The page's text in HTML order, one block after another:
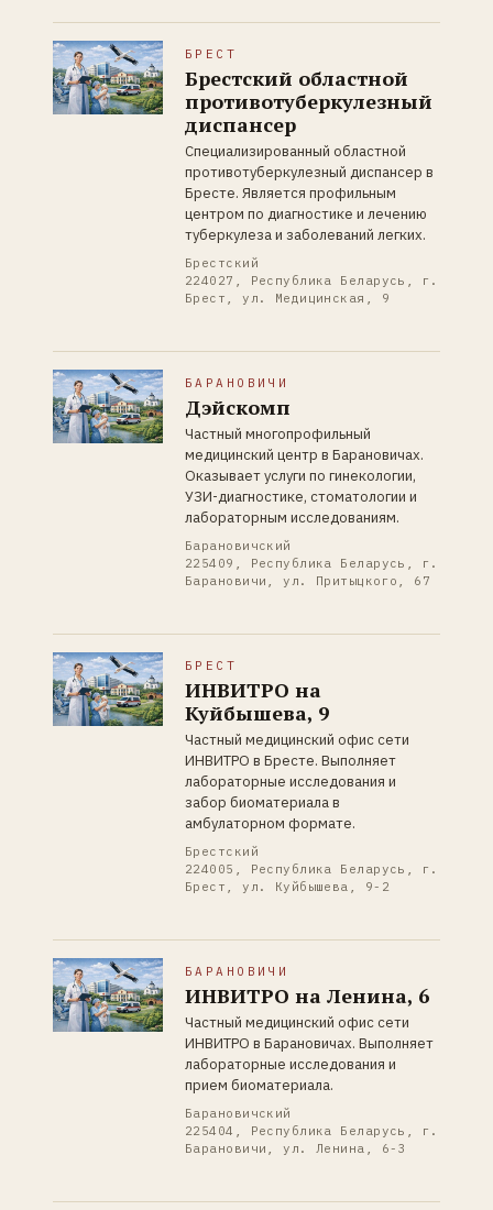
БРЕСТ
Брестский областной
противотуберкулезный
диспансер
Специализированный областной
противотуберкулезный диспансер в
Бресте. Является профильным
центром по диагностике и лечению
туберкулеза и заболеваний легких.
Брестский
224027, Республика Беларусь, г.
Брест, ул. Медицинская, 9
БАРАНОВИЧИ
Дэйскомп
Частный многопрофильный
медицинский центр в Барановичах.
Оказывает услуги по гинекологии,
УЗИ-диагностике, стоматологии и
лабораторным исследованиям.
Барановичский
225409, Республика Беларусь, г.
Барановичи, ул. Притыцкого, 67
БРЕСТ
ИНВИТРО на
Куйбышева, 9
Частный медицинский офис сети
ИНВИТРО в Бресте. Выполняет
лабораторные исследования и
забор биоматериала в
амбулаторном формате.
Брестский
224005, Республика Беларусь, г.
Брест, ул. Куйбышева, 9-2
БАРАНОВИЧИ
ИНВИТРО на Ленина, 6
Частный медицинский офис сети
ИНВИТРО в Барановичах. Выполняет
лабораторные исследования и
прием биоматериала.
Барановичский
225404, Республика Беларусь, г.
Барановичи, ул. Ленина, 6-3